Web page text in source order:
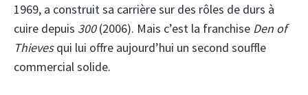
1969, a construit sa carrière sur des rôles de durs à
cuire depuis 300(2006). Mais c’est la franchise Den of
Thievesqui lui offre aujourd’hui un second souffle
commercial solide.